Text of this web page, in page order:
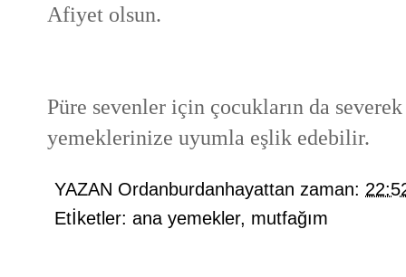
Afiyet olsun.
Püre sevenler için çocukların da
yemeklerinize uyumla eşlik edebilir.
YAZAN Ordanburdanhayattan zaman:
Etİketler: ana yemekler, mutfağım